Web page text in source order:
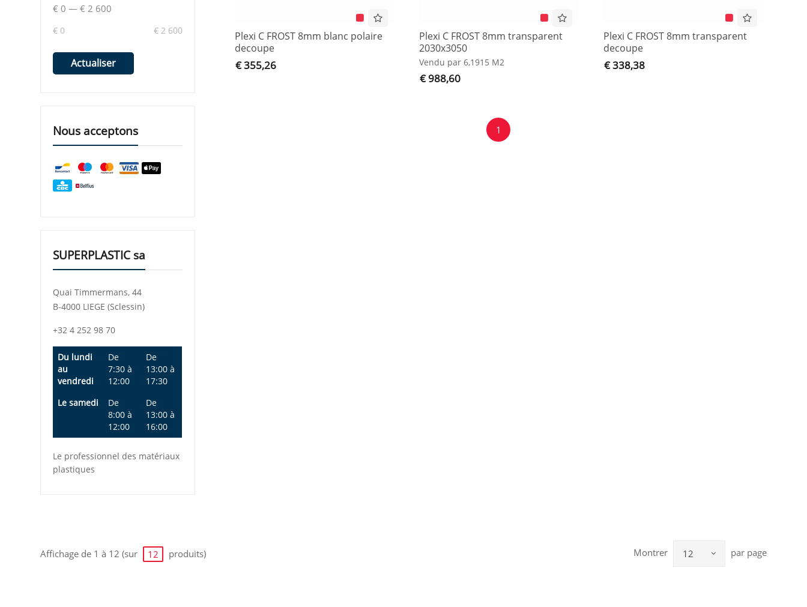
Plexi C FROST 8mm blanc polaire
decoupe
€ 355,26
Plexi C FROST 8mm transparent
2030x3050
Vendu par 6,1915 M2
€ 988,60
Plexi C FROST 8mm transparent
decoupe
€ 338,38
1
€ 0 — € 2 600
€ 0 € 2 600
Actualiser
Nous acceptons
SUPERPLASTIC sa
Quai Timmermans, 44
B-4000 LIEGE (Sclessin)
+32 4 252 98 70
Du lundi
au
vendredi
De
7:30 à
12:00
De
13:00 à
17:30
Le samedi
De
8:00 à
12:00
De
13:00 à
16:00
Le professionnel des matériaux
plastiques
Affichage de 1 à 12 (sur 12 produits) Montrer 12 par page